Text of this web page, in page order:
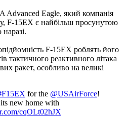
Advanced Eagle, який компанія
F-15EX є найбільш просунутою
F-15EX роблять його
тактичного реактивного літака
ракет, особливо на великі
for the @USAirForce!
new home with
cqOLt02hJX